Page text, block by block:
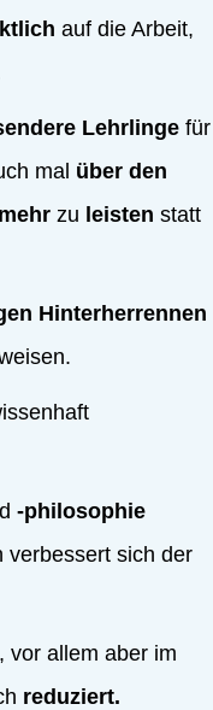
auf die Arbeit,
Lehrlinge für
mal über den
mehr zu leisten statt
Hinterherrennen
-philosophie
verbessert sich der
vor allem aber im
reduziert.